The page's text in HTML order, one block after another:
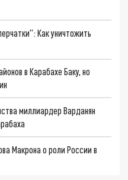
Как уничтожить
в Карабахе Баку, но
миллиардер Варданян
Макрона о роли России в